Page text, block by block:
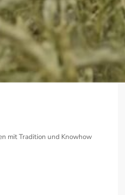
mit Tradition und Knowhow